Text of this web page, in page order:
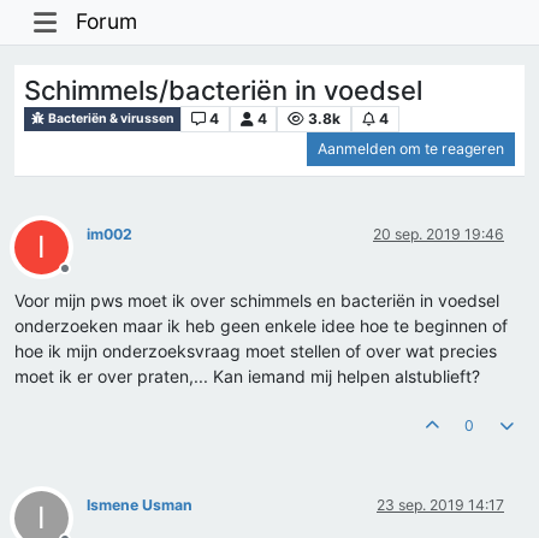
Forum
Schimmels/bacteriën in voedsel
Bacteriën & virussen 4 4 3.8k
4
Aanmelden om te reageren
I
Offline
im002 20 sep. 2019 19:46
Voor mijn pws moet ik over schimmels en bacteriën in voedsel
onderzoeken maar ik heb geen enkele idee hoe te beginnen of
hoe ik mijn onderzoeksvraag moet stellen of over wat precies
moet ik er over praten,... Kan iemand mij helpen alstublieft?
0
I Ismene Usman 23 sep. 2019 14:17